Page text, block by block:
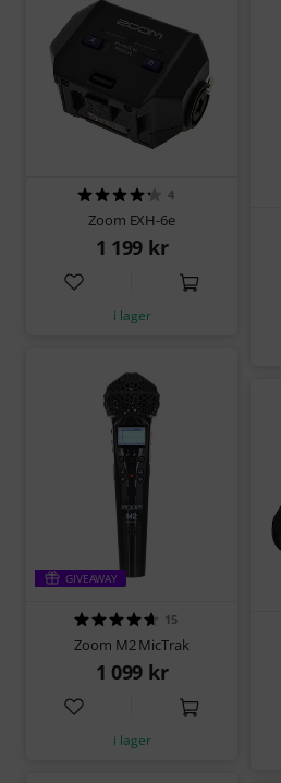
4
Zoom EXH-6e
1 199 kr
i lager
GIVEAWAY
15
Zoom M2 MicTrak
1 099 kr
i lager